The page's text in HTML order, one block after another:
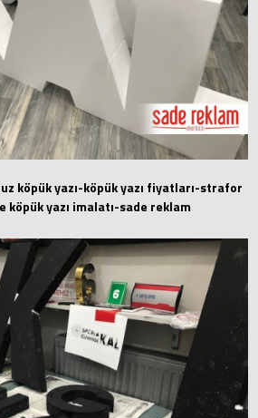
köpük yazı-köpük yazı fiyatları-strafor
yazı imalatı-sade reklam